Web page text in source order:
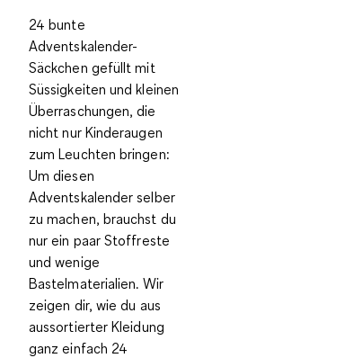
24 bunte
Adventskalender-
Säckchen gefüllt mit
Süssigkeiten und kleinen
Überraschungen, die
nicht nur Kinderaugen
zum Leuchten bringen:
Um diesen
Adventskalender selber
zu machen, brauchst du
nur ein paar Stoffreste
und wenige
Bastelmaterialien. Wir
zeigen dir, wie du aus
aussortierter Kleidung
ganz einfach 24